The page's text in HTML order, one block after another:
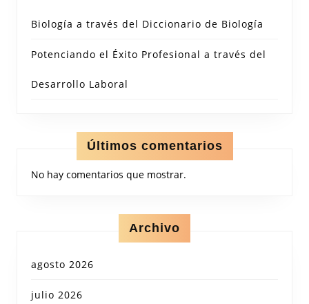
Biología a través del Diccionario de Biología
Potenciando el Éxito Profesional a través del
Desarrollo Laboral
Últimos comentarios
No hay comentarios que mostrar.
Archivo
agosto 2026
julio 2026